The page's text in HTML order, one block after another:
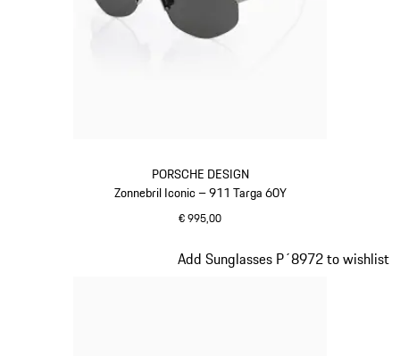
PORSCHE DESIGN
Zonnebril Iconic – 911 Targa 60Y
€ 995,00
Add Sunglasses P´8972 to wishlist